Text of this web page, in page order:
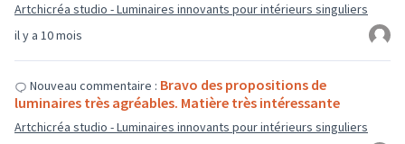
il y a 10 mois
Artchicréa studio - Luminaires innovants pour intérieurs singuliers
Nouveau commentaire : Bravo des propositions de
luminaires très agréables. Matière très intéressante
Artchicréa studio - Luminaires innovants pour intérieurs singuliers